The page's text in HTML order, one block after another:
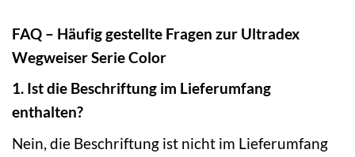
FAQ – Häufig gestellte Fragen zur Ultradex
Wegweiser Serie Color
1. Ist die Beschriftung im Lieferumfang
enthalten?
Nein, die Beschriftung ist nicht im Lieferumfang